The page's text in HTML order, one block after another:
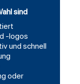
sind
-logos
und schnell
oder